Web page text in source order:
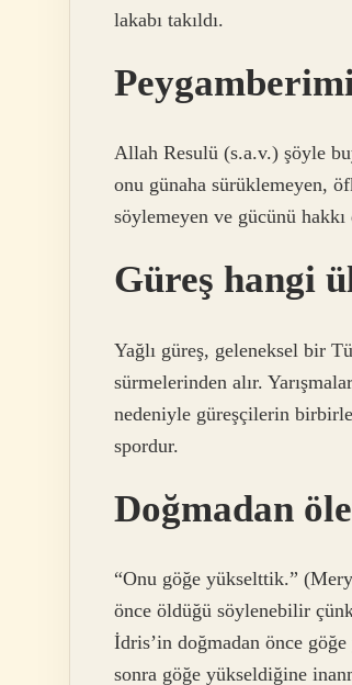
lakabı takıldı.
Allah Resulü (s.a.v.) şöyle
onu günaha sürüklemeyen,
söylemeyen ve gücünü
Güreş hangi
Yağlı güreş, geleneksel bir
sürmelerinden alır.
nedeniyle güreşçilerin
spordur.
Doğmadan
“Onu göğe yükselttik.”
önce öldüğü söylenebilir
İdris’in doğmadan önce
sonra göğe yükseldiğine